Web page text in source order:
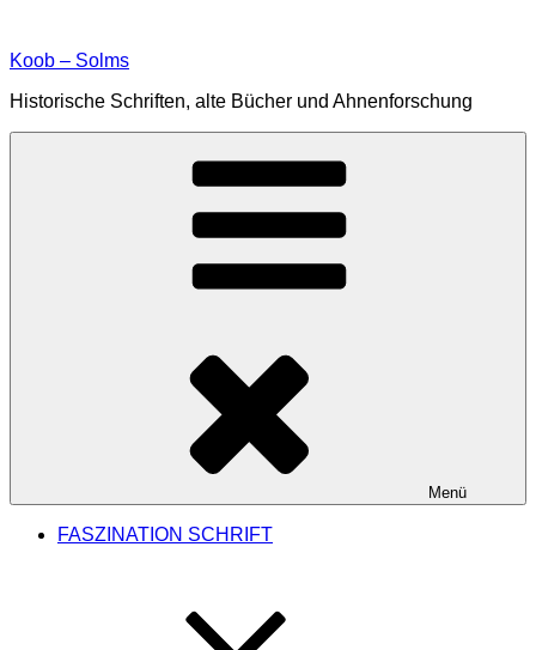
springen
Koob – Solms
Historische Schriften, alte Bücher und Ahnenforschung
Menü
FASZINATION SCHRIFT